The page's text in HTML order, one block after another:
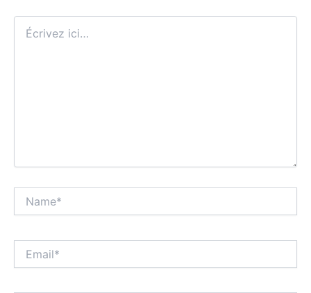
Écrivez
ici…